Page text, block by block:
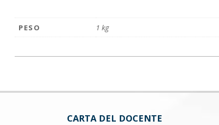
PESO 1 kg
CARTA DEL DOCENTE